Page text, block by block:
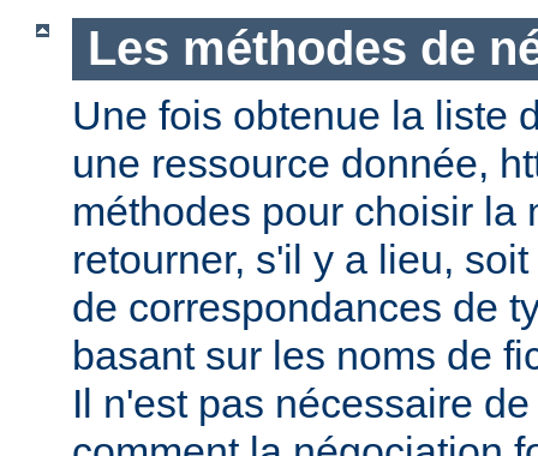
Les méthodes de
Une fois obtenue la liste
une ressource donnée,
méthodes pour choisir la
retourner, s'il y a lieu,
de correspondances de
basant sur les noms de
Il n'est pas nécessaire